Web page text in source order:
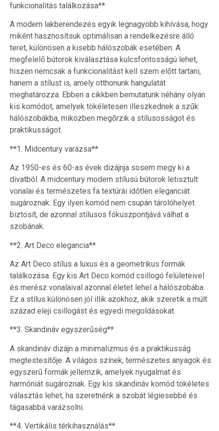
funkcionalitás találkozása**
A modern lakberendezés egyik legnagyobb kihívása, hogy
miként hasznosítsuk optimálisan a rendelkezésre álló
teret, különösen a kisebb hálószobák esetében. A
megfelelő bútorok kiválasztása kulcsfontosságú lehet,
hiszen nemcsak a funkcionalitást kell szem előtt tartani,
hanem a stílust is, amely otthonunk hangulatát
meghatározza. Ebben a cikkben bemutatunk néhány olyan
kis komódot, amelyek tökéletesen illeszkednek a szűk
hálószobákba, miközben megőrzik a stílusosságot és
praktikusságot.
**1. Midcentury varázsa**
Az 1950-es és 60-as évek dizájnja sosem megy ki a
divatból. A midcentury modern stílusú bútorok letisztult
vonalai és természetes fa textúrái időtlen eleganciát
sugároznak. Egy ilyen komód nem csupán tárolóhelyet
biztosít, de azonnal stílusos fókuszpontjává válhat a
szobának.
**2. Art Deco elegancia**
Az Art Deco stílus a luxus és a geometrikus formák
találkozása. Egy kis Art Deco komód csillogó felületeivel
és merész vonalaival azonnal életet lehel a hálószobába.
Ez a stílus különösen jól illik azokhoz, akik szeretik a múlt
század eleji csillogást és egyedi megoldásokat.
**3. Skandináv egyszerűség**
A skandináv dizájn a minimalizmus és a praktikusság
megtestesítője. A világos színek, természetes anyagok és
egyszerű formák jellemzik, amelyek nyugalmat és
harmóniát sugároznak. Egy kis skandináv komód tökéletes
választás lehet, ha szeretnénk a szobát légiesebbé és
tágasabbá varázsolni.
**4. Vertikális térkihasználás**